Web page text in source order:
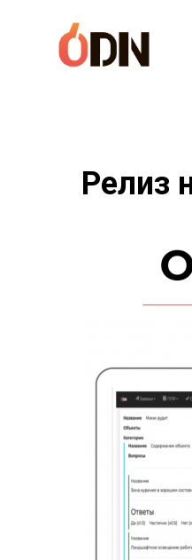
Релиз